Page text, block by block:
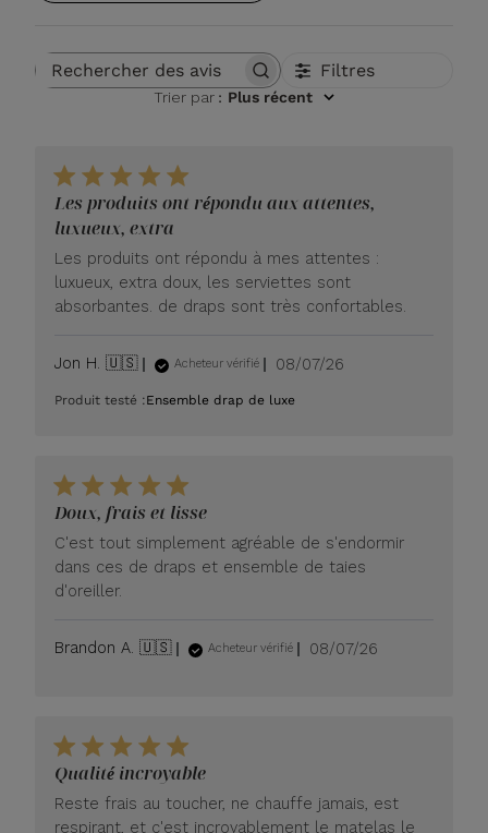
Rechercher des avis Filtres
Trier par : Plus récent
Les produits ont répondu aux attentes,
luxueux, extra
Les produits ont répondu à mes attentes :
luxueux, extra doux, les serviettes sont
absorbantes. de draps sont très confortables.
Jon H. 🇺🇸 Acheteur vérifié
Date
08/07/26
Produit testé :Ensemble drap de luxe
Doux, frais et lisse
C'est tout simplement agréable de s'endormir
dans ces de draps et ensemble de taies
d'oreiller.
Brandon A. 🇺🇸 Acheteur vérifié
Date
08/07/26
Qualité incroyable
Reste frais au toucher, ne chauffe jamais, est
respirant, et c'est incroyablement le matelas le